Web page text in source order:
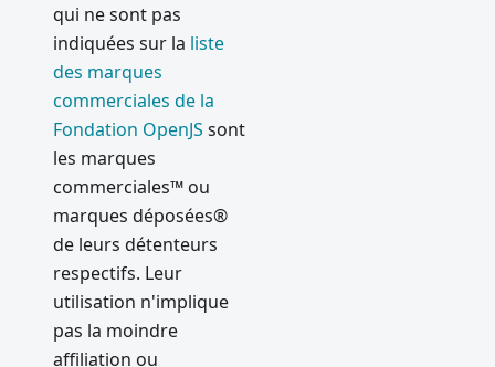
ance
Electron
vulnérabi
lité de
Chromiu
FileRead
Disconti
nuing
support
qui ne sont pas
indiquées sur la liste
des marques
commerciales de la
Fondation OpenJS sont
les marques
commerciales™ ou
marques déposées®
de leurs détenteurs
respectifs. Leur
utilisation n'implique
pas la moindre
affiliation ou